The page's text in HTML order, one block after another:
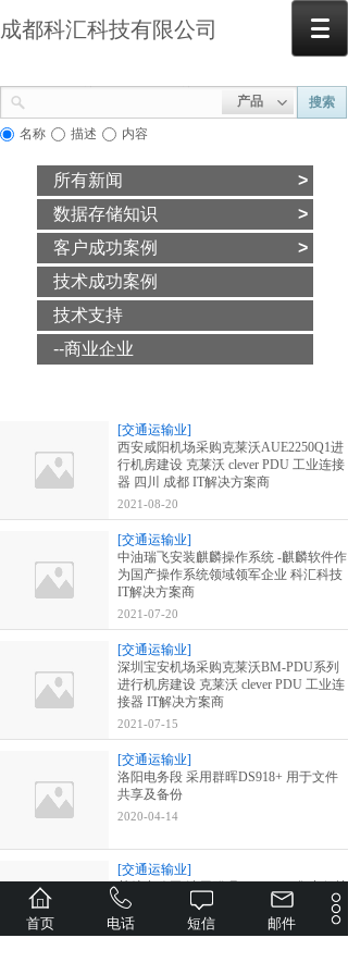
成都科汇科技有限公司
产品 搜索
名称 描述 内容
所有新闻
>
数据存储知识
>
客户成功案例
>
技术成功案例
技术支持
--商业企业
[交通运输业]
西安咸阳机场采购克莱沃AUE2250Q1进
行机房建设 克莱沃 clever PDU 工业连接
器 四川 成都 IT解决方案商
2021-08-20
[交通运输业]
中油瑞飞安装麒麟操作系统 -麒麟软件作
为国产操作系统领域领军企业 科汇科技
IT解决方案商
2021-07-20
[交通运输业]
深圳宝安机场采购克莱沃BM-PDU系列
进行机房建设 克莱沃 clever PDU 工业连
接器 IT解决方案商
2021-07-15
[交通运输业]
洛阳电务段 采用群晖DS918+ 用于文件
共享及备份
2020-04-14
[交通运输业]
某航空公司 选用群晖RS3618xs 集中保护
物理服务器及虚拟机
2020-02-24
首页 电话 短信 邮件